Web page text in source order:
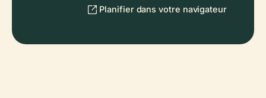
Planifier dans votre navigateur